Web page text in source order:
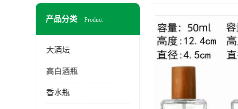
产品分类 Product
大酒坛
高白酒瓶
香水瓶